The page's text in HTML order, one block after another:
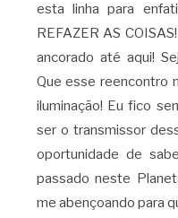
esta linha para
REFAZER AS
ancorado até aqui!
Que esse reencontro
iluminação! Eu fico
ser o transmissor
oportunidade de
passado neste
me abençoando para